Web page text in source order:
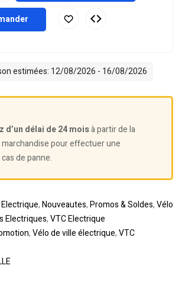
estimées: 12/08/2026 - 16/08/2026
d’un délai de 24 moisà partir de la
pour effectuer une
de panne.
,Nouveautes,Promos & Soldes,Vélo
Electriques,VTC Electrique
,Vélo de ville électrique,VTC